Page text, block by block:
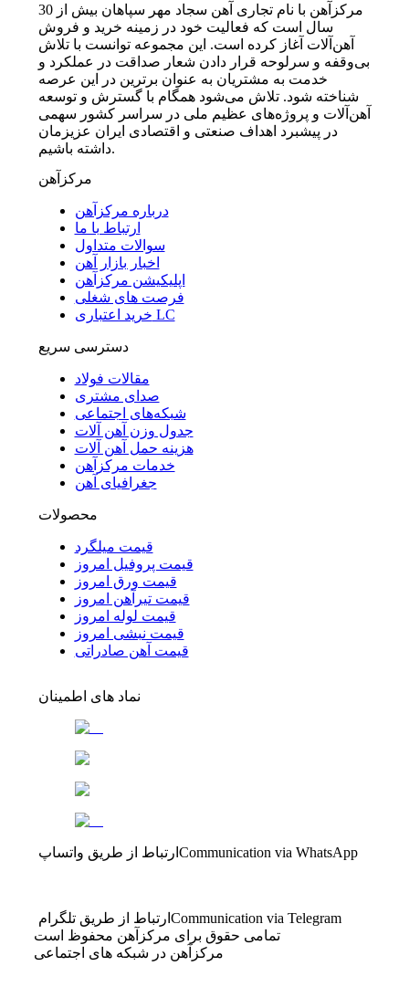
مرکزآهن با نام تجاری آهن سجاد مهر سپاهان بیش از 30
سال است که فعالیت خود در زمینه خرید و فروش
آهن‌آلات آغاز کرده است. این مجموعه توانست با تلاش
بی‌وقفه و سرلوحه قرار دادن شعار صداقت در عملکرد و
خدمت به مشتریان به عنوان برترین در این عرصه
شناخته شود. تلاش می‌شود همگام با گسترش و توسعه
آهن‌آلات و پروژه‌های عظیم ملی در سراسر کشور سهمی
در پیشبرد اهداف صنعتی و اقتصادی ایران عزیزمان
داشته باشیم.
مرکزآهن
درباره مرکزآهن
ارتباط با ما
سوالات متداول
اخبار بازار آهن
اپلیکیشن مرکزآهن
فرصت های شغلی
خرید اعتباری LC
دسترسی سریع
مقالات فولاد
صدای مشتری
شبکه‌های اجتماعی
جدول وزن آهن آلات
هزینه حمل آهن آلات
خدمات مرکزآهن
جغرافیای آهن
محصولات
قیمت میلگرد
قیمت پروفیل امروز
قیمت ورق امروز
قیمت تیرآهن امروز
قیمت لوله امروز
قیمت نبشی امروز
قیمت آهن صادراتی
نماد های اطمینان
ارتباط از طریق واتساپ Communication via WhatsApp
ارتباط از طریق تلگرام Communication via Telegram
تمامی حقوق برای مرکزآهن محفوظ است
مرکزآهن در شبکه های اجتماعی